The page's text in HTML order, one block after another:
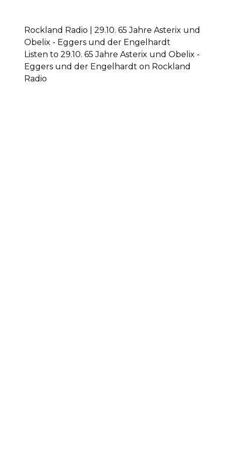
Rockland Radio | 29.10. 65 Jahre Asterix und
Obelix - Eggers und der Engelhardt
Listen to 29.10. 65 Jahre Asterix und Obelix -
Eggers und der Engelhardt on Rockland
Radio